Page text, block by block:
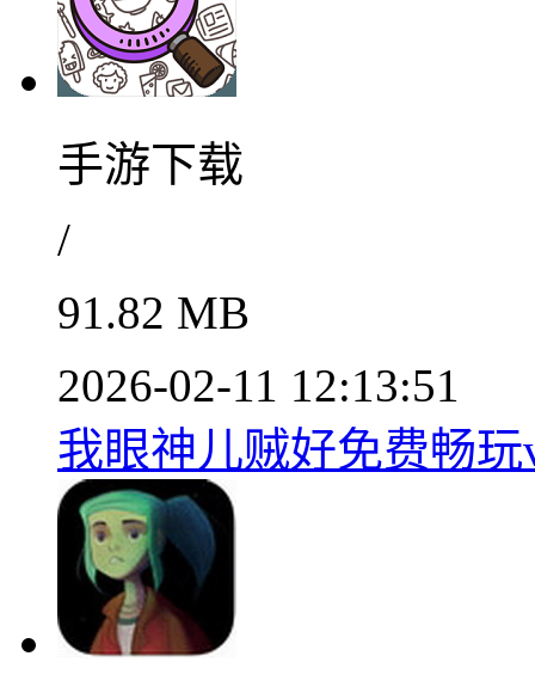
手游下载
/
91.82 MB
2026-02-11 12:13:51
我眼神儿贼好免费畅